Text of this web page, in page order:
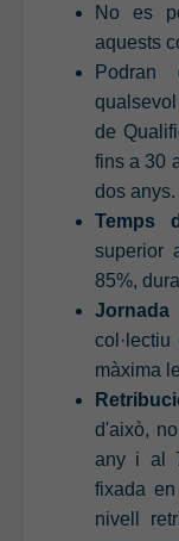
No es
aquests
Podran
de
fins a 30
dos anys.
Temps
superior
85%,
Jornada
màxima
d'això,
any i al
fixada
nivell